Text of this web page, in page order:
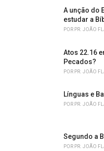
A unção do
estudar a
POR PR. JOÃO
Atos 22.16
Pecados?
POR PR. JOÃO
Línguas e
POR PR. JOÃO
Segundo a
POR PR. JOÃO